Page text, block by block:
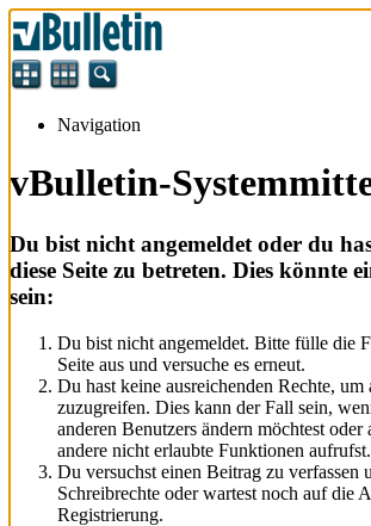
Navigation
vBulletin-
Du bist nicht angemeldet oder du
diese Seite zu betreten. Dies könnte
sein:
Du bist nicht angemeldet. Bitte fülle die
Seite aus und versuche es erneut.
Du hast keine ausreichenden Rechte, um
zuzugreifen. Dies kann der Fall sein,
anderen Benutzers ändern möchtest
andere nicht erlaubte Funktionen aufrufst.
Du versuchst einen Beitrag zu verfassen
Schreibrechte oder wartest noch auf die
Registrierung.